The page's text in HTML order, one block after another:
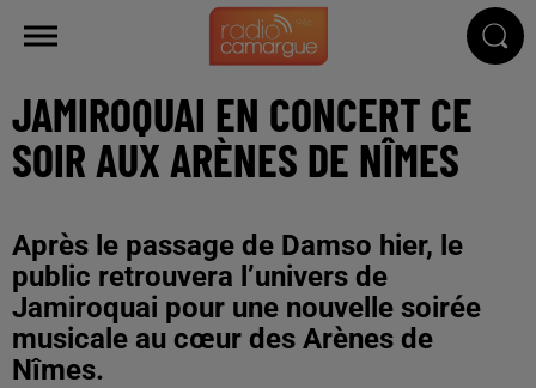
JAMIROQUAI EN CONCERT CE
SOIR AUX ARÈNES DE NÎMES
Après le passage de Damso hier, le
public retrouvera l’univers de
Jamiroquai pour une nouvelle soirée
musicale au cœur des Arènes de
Nîmes.